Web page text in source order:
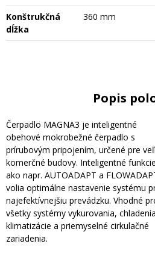
Konštrukčná
dĺžka
360 mm
Popis
Čerpadlo MAGNA3 je inteligentné
obehové mokrobežné čerpadlo s
prírubovým pripojením, určené pre
komerčné budovy. Inteligentné
ako napr. AUTOADAPT a
volia optimálne nastavenie systému
najefektívnejšiu prevádzku. Vhodné
všetky systémy vykurovania,
klimatizácie a priemyselné cirkulačné
zariadenia.